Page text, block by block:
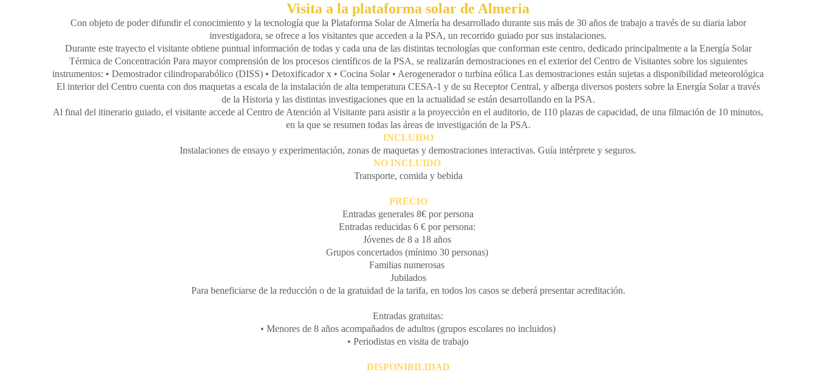
Visita a la plataforma solar de Almeria
Con objeto de poder difundir el conocimiento y la tecnología que la Plataforma Solar de Almería ha desarrollado durante sus más de 30 años de trabajo a través de su diaria labor
investigadora, se ofrece a los visitantes que acceden a la PSA, un recorrido guiado por sus instalaciones.
Durante este trayecto el visitante obtiene puntual información de todas y cada una de las distintas tecnologías que conforman este centro, dedicado principalmente a la Energía Solar
Térmica de Concentración Para mayor comprensión de los procesos científicos de la PSA, se realizarán demostraciones en el exterior del Centro de Visitantes sobre los siguientes
instrumentos: • Demostrador cilindroparabólico (DISS) • Detoxificador x • Cocina Solar • Aerogenerador o turbina eólica Las demostraciones están sujetas a disponibilidad meteorológica
El interior del Centro cuenta con dos maquetas a escala de la instalación de alta temperatura CESA-1 y de su Receptor Central, y alberga diversos posters sobre la Energía Solar a través
de la Historia y las distintas investigaciones que en la actualidad se están desarrollando en la PSA.
Al final del itinerario guiado, el visitante accede al Centro de Atención al Visitante para asistir a la proyección en el auditorio, de 110 plazas de capacidad, de una filmación de 10 minutos,
en la que se resumen todas las áreas de investigación de la PSA.
INCLUIDO
Instalaciones de ensayo y experimentación, zonas de maquetas y demostraciones interactivas. Guía intérprete y seguros.
NO INCLUIDO
Transporte, comida y bebida
PRECIO
Entradas generales 8€ por persona
Entradas reducidas 6 € por persona:
Jóvenes de 8 a 18 años
Grupos concertados (mínimo 30 personas)
Familias numerosas
Jubilados
Para beneficiarse de la reducción o de la gratuidad de la tarifa, en todos los casos se deberá presentar acreditación.
Entradas gratuitas:
• Menores de 8 años acompañados de adultos (grupos escolares no incluidos)
• Periodistas en visita de trabajo
DISPONIBILIDAD